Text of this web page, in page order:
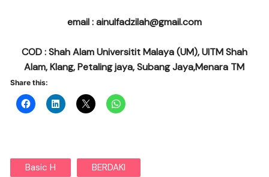
email : ainulfadzilah@gmail.com
COD : Shah Alam Universitit Malaya (UM), UITM Shah
Alam, Klang, Petaling jaya, Subang Jaya,Menara TM
Share this:
Basic H BERDAKI